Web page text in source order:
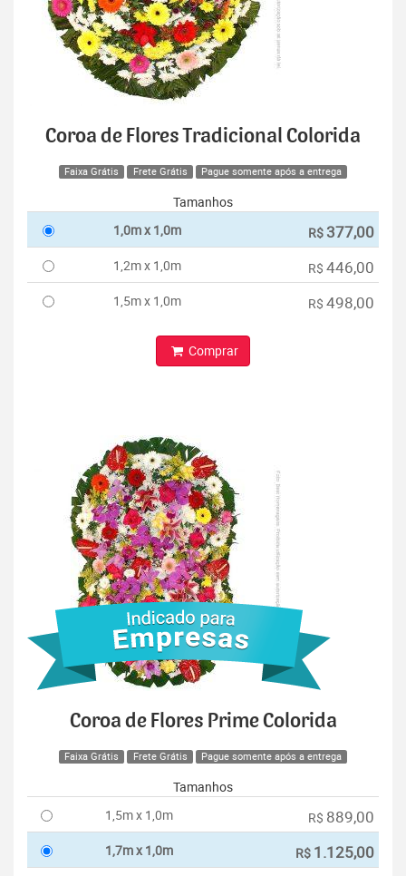
Coroa de Flores Tradicional Colorida
Faixa Grátis Frete Grátis Pague somente após a entrega
Tamanhos
1,0m x 1,0m
R$ 377,00
1,2m x 1,0m R$ 446,00
1,5m x 1,0m R$ 498,00
Comprar
Coroa de Flores Prime Colorida
Faixa Grátis Frete Grátis Pague somente após a entrega
Tamanhos
1,5m x 1,0m
R$ 889,00
1,7m x 1,0m R$ 1.125,00